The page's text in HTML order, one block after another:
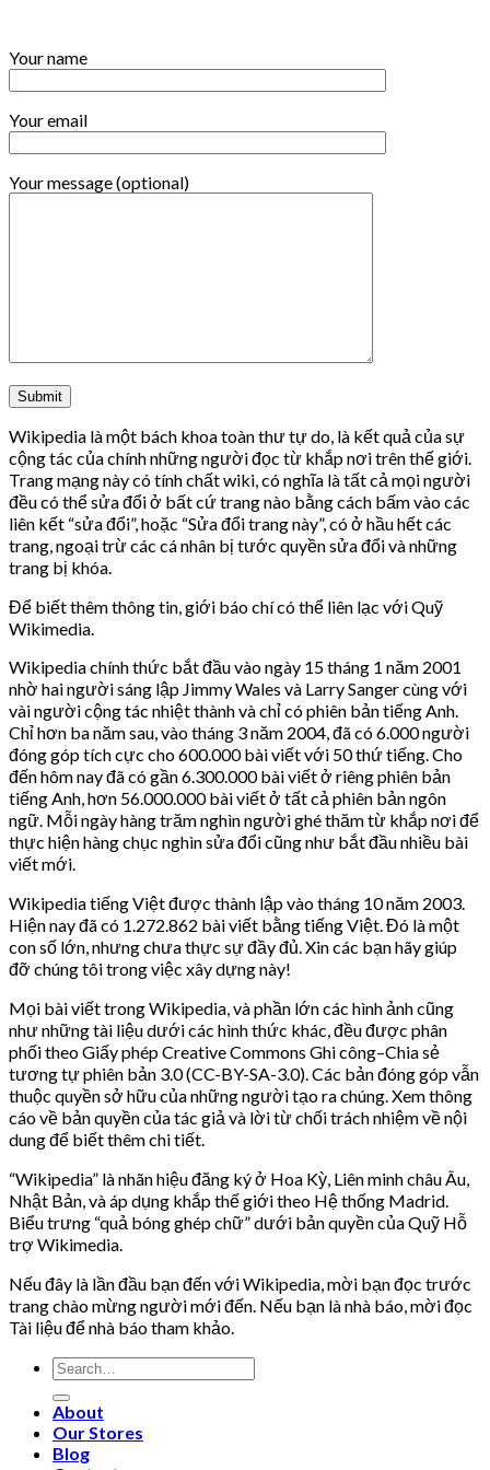
Your name
Your email
Your message (optional)
Wikipedia là một bách khoa toàn thư tự do, là kết quả của sự
cộng tác của chính những người đọc từ khắp nơi trên thế giới.
Trang mạng này có tính chất wiki, có nghĩa là tất cả mọi người
đều có thể sửa đổi ở bất cứ trang nào bằng cách bấm vào các
liên kết “sửa đổi”, hoặc “Sửa đổi trang này”, có ở hầu hết các
trang, ngoại trừ các cá nhân bị tước quyền sửa đổi và những
trang bị khóa.
Để biết thêm thông tin, giới báo chí có thể liên lạc với Quỹ
Wikimedia.
Wikipedia chính thức bắt đầu vào ngày 15 tháng 1 năm 2001
nhờ hai người sáng lập Jimmy Wales và Larry Sanger cùng với
vài người cộng tác nhiệt thành và chỉ có phiên bản tiếng Anh.
Chỉ hơn ba năm sau, vào tháng 3 năm 2004, đã có 6.000 người
đóng góp tích cực cho 600.000 bài viết với 50 thứ tiếng. Cho
đến hôm nay đã có gần 6.300.000 bài viết ở riêng phiên bản
tiếng Anh, hơn 56.000.000 bài viết ở tất cả phiên bản ngôn
ngữ. Mỗi ngày hàng trăm nghìn người ghé thăm từ khắp nơi để
thực hiện hàng chục nghìn sửa đổi cũng như bắt đầu nhiều bài
viết mới.
Wikipedia tiếng Việt được thành lập vào tháng 10 năm 2003.
Hiện nay đã có 1.272.862 bài viết bằng tiếng Việt. Đó là một
con số lớn, nhưng chưa thực sự đầy đủ. Xin các bạn hãy giúp
đỡ chúng tôi trong việc xây dựng này!
Mọi bài viết trong Wikipedia, và phần lớn các hình ảnh cũng
như những tài liệu dưới các hình thức khác, đều được phân
phối theo Giấy phép Creative Commons Ghi công–Chia sẻ
tương tự phiên bản 3.0 (CC-BY-SA-3.0). Các bản đóng góp vẫn
thuộc quyền sở hữu của những người tạo ra chúng. Xem thông
cáo về bản quyền của tác giả và lời từ chối trách nhiệm về nội
dung để biết thêm chi tiết.
“Wikipedia” là nhãn hiệu đăng ký ở Hoa Kỳ, Liên minh châu Âu,
Nhật Bản, và áp dụng khắp thế giới theo Hệ thống Madrid.
Biểu trưng “quả bóng ghép chữ” dưới bản quyền của Quỹ Hỗ
trợ Wikimedia.
Nếu đây là lần đầu bạn đến với Wikipedia, mời bạn đọc trước
trang chào mừng người mới đến. Nếu bạn là nhà báo, mời đọc
Tài liệu để nhà báo tham khảo.
Search
for:
About
Our Stores
Blog